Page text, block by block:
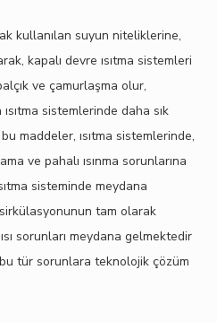
kullanılan suyun niteliklerine,
kapalı devre ısıtma sistemleri
ve çamurlaşma olur,
sistemlerinde daha sık
maddeler, ısıtma sistemlerinde,
ve pahalı ısınma sorunlarına
sisteminde meydana
tam olarak
sorunları meydana gelmektedir
tür sorunlara teknolojik çözüm